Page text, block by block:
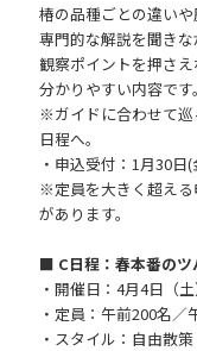
椿の品種ごとの違いや
専門的な解説を聞きな
観察ポイントを押さ
分かりやすい内容です。
※ガイドに合わせて巡
日程へ。
・申込受付：1月30日
※定員を大きく超え
があります。
■ C日程：春本番のツ
・開催日：4月4日（土
・定員：午前200名／
・スタイル：自由散